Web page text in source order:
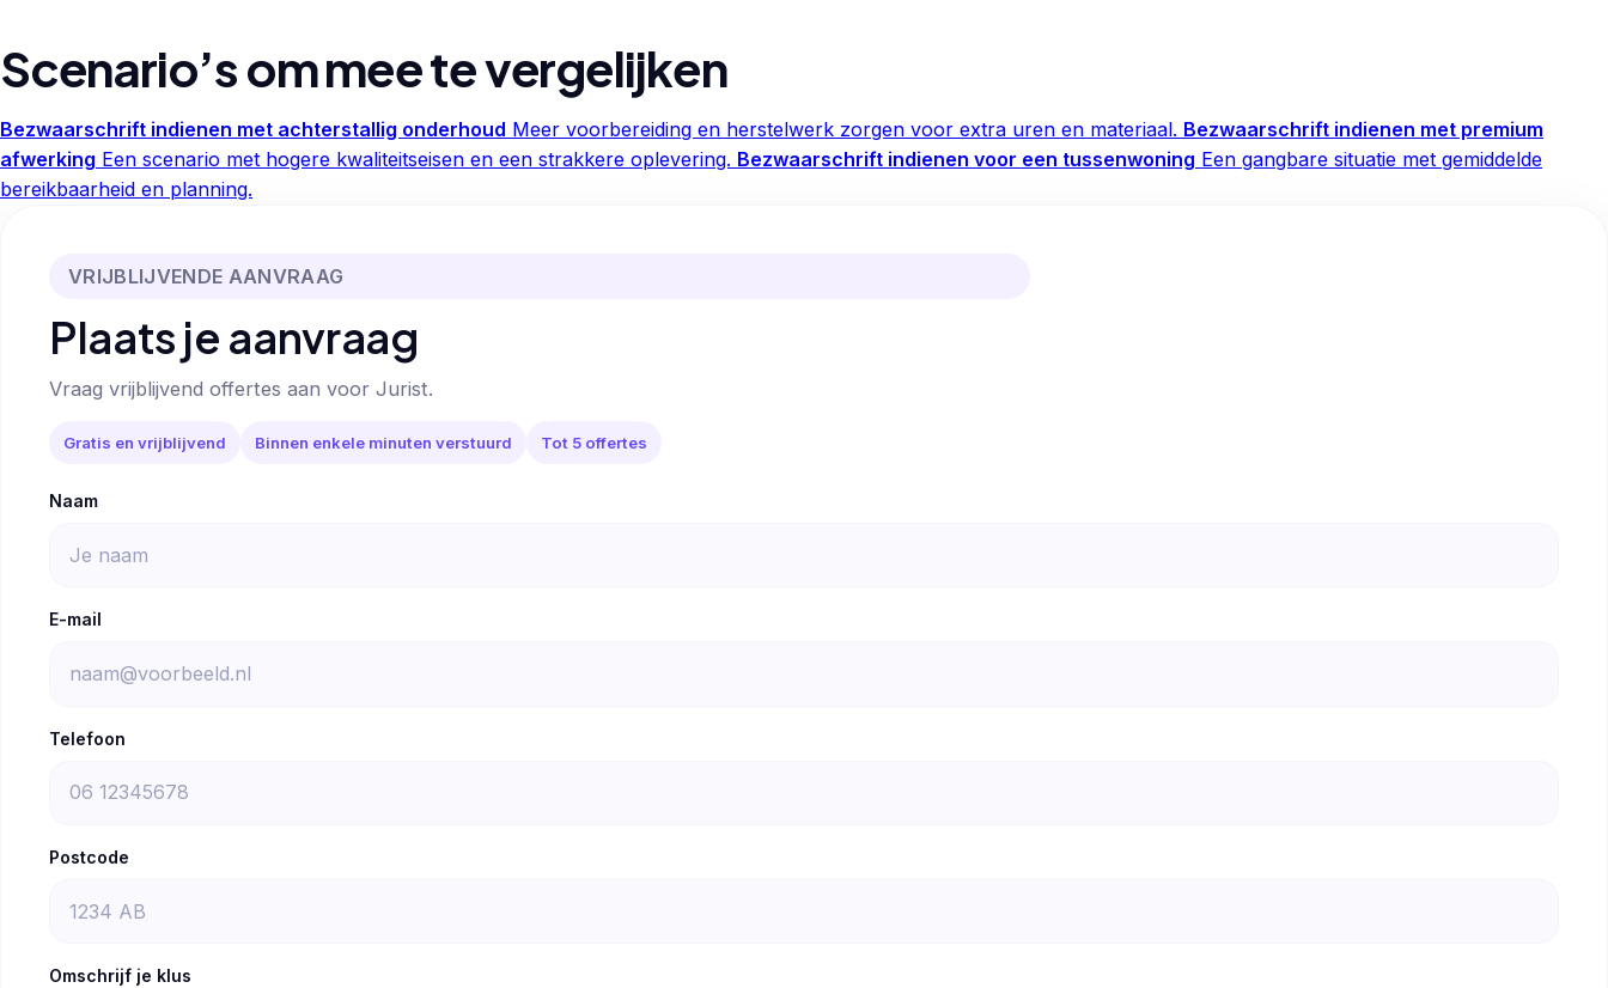
Scenario’s om mee te vergelijken
Bezwaarschrift indienen met achterstallig onderhoud Meer voorbereiding en herstelwerk zorgen voor extra uren en materiaal. Bezwaarschrift indienen met premium
afwerking Een scenario met hogere kwaliteitseisen en een strakkere oplevering. Bezwaarschrift indienen voor een tussenwoning Een gangbare situatie met gemiddelde
bereikbaarheid en planning.
VRIJBLIJVENDE AANVRAAG
Plaats je aanvraag
Vraag vrijblijvend offertes aan voor Jurist.
Gratis en vrijblijvend Binnen enkele minuten verstuurd Tot 5 offertes
Naam
E-mail
Telefoon
Postcode
Omschrijf je klus